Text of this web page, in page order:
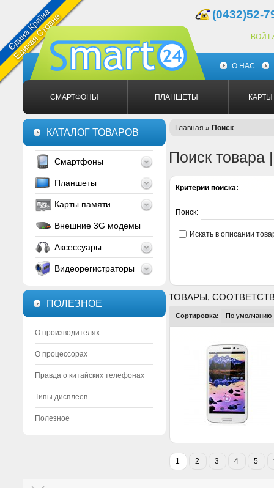
(0432)52-
О НАС
СМАРТФОНЫ ПЛАНШЕТЫ
КАТАЛОГ ТОВАРОВ
Смартфоны
Планшеты
Карты памяти
Внешние 3G модемы
Аксессуары
Видеорегистраторы
ПОЛЕЗНОЕ
О производителях
О процессорах
Правда о китайских телефонах
Типы дисплеев
Полезное
Главная » Поиск
Поиск товара
Критерии поиска:
Поиск:
Искать в описании
ТОВАРЫ,
Сортировка:
1 2 3 4 5